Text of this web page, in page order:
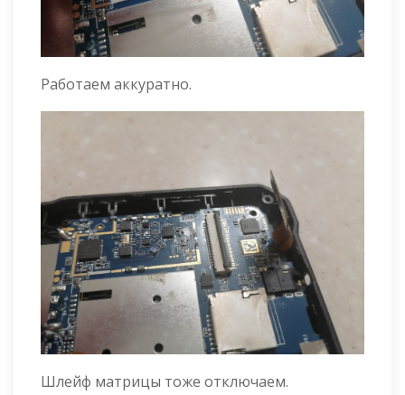
Работаем аккуратно.
Шлейф матрицы тоже отключаем.